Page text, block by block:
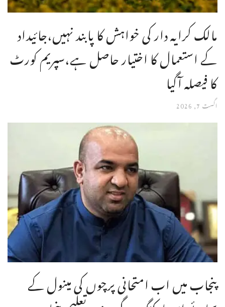
مالک کرایہ دار کی خواہش کا پابند نہیں،جائیداد
کے استعمال کا اختیار حاصل ہے،سپریم کورٹ
کا فیصلہ آگیا
اگست 7, 2026
پنجاب میں اب امتحانی پرچوں کی مینول کے